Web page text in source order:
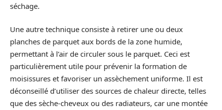
séchage.
Une autre technique consiste à retirer une ou deux
planches de parquet aux bords de la zone humide,
permettant à l’air de circuler sous le parquet. Ceci est
particulièrement utile pour prévenir la formation de
moisissures et favoriser un assèchement uniforme. Il est
déconseillé d’utiliser des sources de chaleur directe, telles
que des sèche-cheveux ou des radiateurs, car une montée